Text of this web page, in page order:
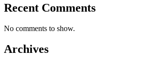
Recent Comments
No comments to show.
Archives